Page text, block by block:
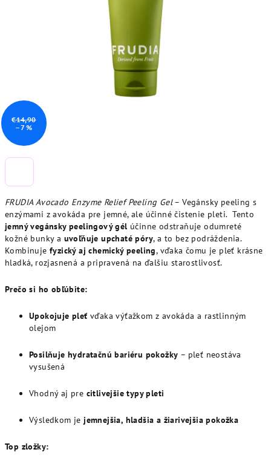
FRUDIA Avocado Enzyme Relief Peeling Gel– Vegánsky peeling s
enzýmami z avokáda pre jemné, ale účinné čistenie pleti. Tento
jemný vegánsky peelingový gél účinne odstraňuje odumreté
kožné bunky a uvoľňuje upchaté póry, a to bez podráždenia.
Kombinujefyzický aj chemický peeling, vďaka čomu je pleť krásne
hladká, rozjasnená a pripravená na ďalšiu starostlivosť.
Prečo si ho obľúbite:
Upokojuje pleťvďaka výťažkom z avokáda a rastlinným
olejom
Posilňuje hydratačnú bariéru pokožky – pleť neostáva
vysušená
Vhodný aj pre citlivejšie typy pleti
Výsledkom jejemnejšia, hladšia a žiarivejšia pokožka
Top zložky:
€14,90
–7 %